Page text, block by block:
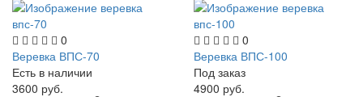
0
Веревка ВПС-70
Есть в наличии
3600 руб.
0
Веревка ВПС-100
Под заказ
4900 руб.